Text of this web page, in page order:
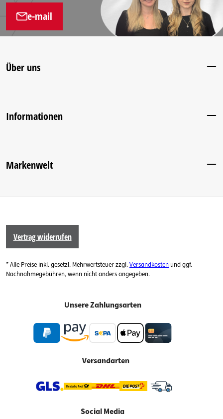
e-mail
Über uns
Informationen
Markenwelt
Vertrag widerrufen
* Alle Preise inkl. gesetzl. Mehrwertsteuer zzgl.Versandkosten und ggf.
Nachnahmegebühren, wenn nicht anders angegeben.
Unsere Zahlungsarten
Versandarten
Social Media